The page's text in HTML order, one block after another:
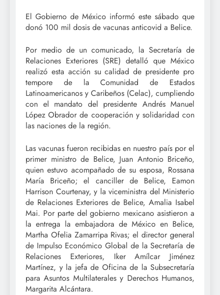
El Gobierno de México informó este sábado que
donó 100 mil dosis de vacunas anticovid a Belice.
Por medio de un comunicado, la Secretaría de
Relaciones Exteriores (SRE) detalló que México
realizó esta acción su calidad de presidente pro
tempore de la Comunidad de Estados
Latinoamericanos y Caribeños (Celac), cumpliendo
con el mandato del presidente Andrés Manuel
López Obrador de cooperación y solidaridad con
las naciones de la región.
Las vacunas fueron recibidas en nuestro país por el
primer ministro de Belice, Juan Antonio Briceño,
quien estuvo acompañado de su esposa, Rossana
María Briceño; el canciller de Belice, Eamon
Harrison Courtenay, y la viceministra del Ministerio
de Relaciones Exteriores de Belice, Amalia Isabel
Mai. Por parte del gobierno mexicano asistieron a
la entrega la embajadora de México en Belice,
Martha Ofelia Zamarripa Rivas; el director general
de Impulso Económico Global de la Secretaría de
Relaciones Exteriores, Iker Amílcar Jiménez
Martínez, y la jefa de Oficina de la Subsecretaría
para Asuntos Multilaterales y Derechos Humanos,
Margarita Alcántara.